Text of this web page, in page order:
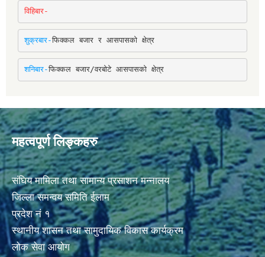
विहिबार-
शुक्रबार-फिक्कल बजार र आसपासको क्षेत्र
शनिबार-फिक्कल बजार/वरबोटे आसपासको क्षेत्र
महत्वपूर्ण लिङ्कहरु
संघिय मामिला तथा सामान्य प्रसाशन मन्नालय
जिल्ला समन्वय समिति ईलाम
प्रदेश नं १
स्थानीय शासन तथा सामुदायिक विकास कार्यक्रम
लोक सेवा आयोग